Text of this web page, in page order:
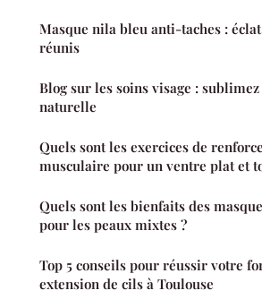
Masque nila bleu anti-taches :
réunis
Blog sur les soins visage :
naturelle
Quels sont les exercices de
musculaire pour un ventre plat et
Quels sont les bienfaits des
pour les peaux mixtes ?
Top 5 conseils pour réussir votre
extension de cils à Toulouse